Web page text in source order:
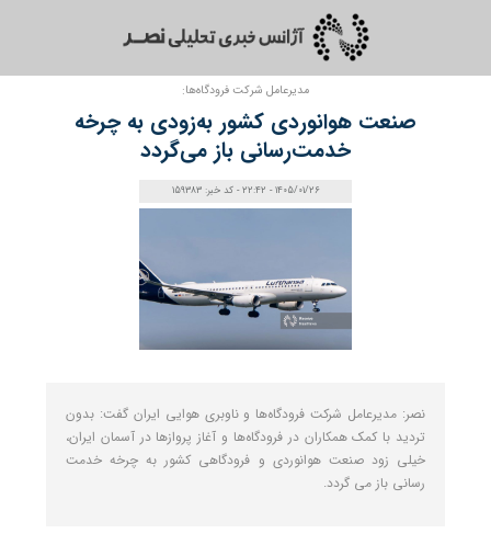
مدیرعامل شرکت فرودگاه‌ها:
صنعت هوانوردی کشور به‌زودی به چرخه
خدمت‌رسانی باز می‌گردد
1405/01/26 - 22:42 - کد خبر: 159383
نصر: مدیرعامل شرکت فرودگاه‌ها و ناوبری هوایی ایران گفت: بدون
تردید با کمک همکاران در فرودگاه‌ها و آغاز پروازها در آسمان ایران،
خیلی زود صنعت هوانوردی و فرودگاهی کشور به چرخه خدمت
رسانی باز می گردد.